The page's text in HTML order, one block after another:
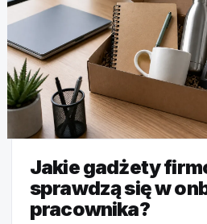
Jakie gadżety
sprawdzą się w
pracownika?